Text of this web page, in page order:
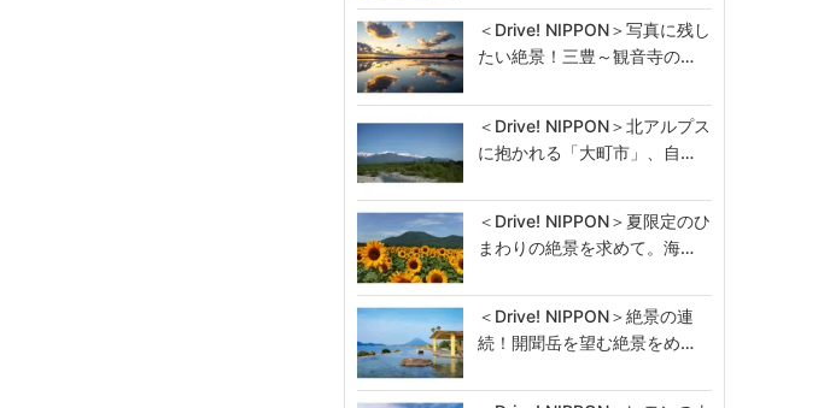
＜Drive! NIPPON＞写真に残し
たい絶景！三豊～観音寺の…
＜Drive! NIPPON＞北アルプス
に抱かれる「大町市」、自…
＜Drive! NIPPON＞夏限定のひ
まわりの絶景を求めて。海…
＜Drive! NIPPON＞絶景の連
続！開聞岳を望む絶景をめ…